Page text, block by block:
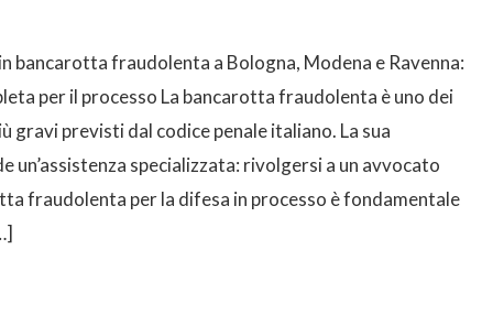
bancarotta fraudolenta a Bologna, Modena e Ravenna:
per il processo La bancarotta fraudolenta è uno dei
gravi previsti dal codice penale italiano. La sua
un’assistenza specializzata: rivolgersi a un avvocato
fraudolenta per la difesa in processo è fondamentale